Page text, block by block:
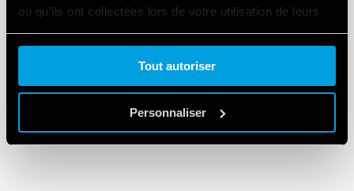
ou qu'ils ont collectées lors de votre utilisation de leurs
services.
Tout autoriser
Personnaliser